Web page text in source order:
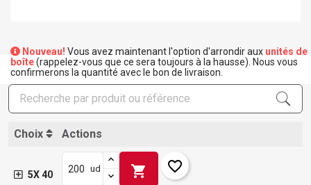
Nouveau! Vous avez maintenant l'option d'arrondir aux unités de
boîte(rappelez-vous que ce sera toujours à la hausse). Nous vous
confirmerons la quantité avec le bon de livraison.
Choix Actions
5X 40
ud shopping_cart favorite_border